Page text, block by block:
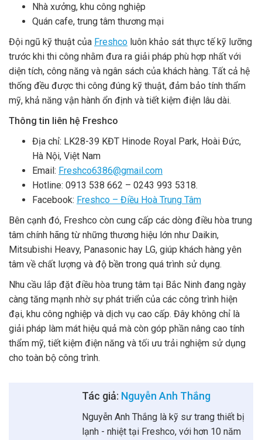
Nhà xưởng, khu công nghiệp
Quán cafe, trung tâm thương mại
Đội ngũ kỹ thuật của Freshco luôn khảo sát thực tế kỹ lưỡng
trước khi thi công nhằm đưa ra giải pháp phù hợp nhất với
diện tích, công năng và ngân sách của khách hàng. Tất cả hệ
thống đều được thi công đúng kỹ thuật, đảm bảo tính thẩm
mỹ, khả năng vận hành ổn định và tiết kiệm điện lâu dài.
Thông tin liên hệ Freshco
Địa chỉ: LK28-39 KĐT Hinode Royal Park, Hoài Đức,
Hà Nội, Việt Nam
Email: Freshco6386@gmail.com
Hotline: 0913 538 662 – 0243 993 5318.
Facebook: Freshco – Điều Hoà Trung Tâm
Bên cạnh đó, Freshco còn cung cấp các dòng điều hòa trung
tâm chính hãng từ những thương hiệu lớn như Daikin,
Mitsubishi Heavy, Panasonic hay LG, giúp khách hàng yên
tâm về chất lượng và độ bền trong quá trình sử dụng.
Nhu cầu lắp đặt điều hòa trung tâm tại Bắc Ninh đang ngày
càng tăng mạnh nhờ sự phát triển của các công trình hiện
đại, khu công nghiệp và dịch vụ cao cấp. Đây không chỉ là
giải pháp làm mát hiệu quả mà còn góp phần nâng cao tính
thẩm mỹ, tiết kiệm điện năng và tối ưu trải nghiệm sử dụng
cho toàn bộ công trình.
Tác giả: Nguyễn Anh Thắng
Nguyễn Anh Thắng là kỹ sư trang thiết bị
lạnh - nhiệt tại Freshco, với hơn 10 năm